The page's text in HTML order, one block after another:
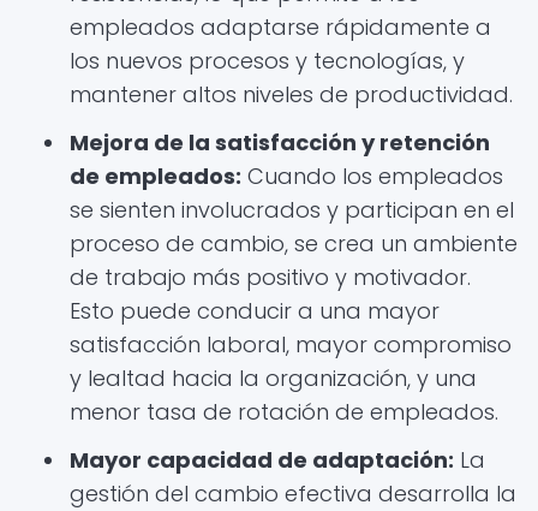
empleados adaptarse rápidamente a
los nuevos procesos y tecnologías, y
mantener altos niveles de productividad.
Mejora de la satisfacción y retención
de empleados: Cuando los empleados
se sienten involucrados y participan en el
proceso de cambio, se crea un ambiente
de trabajo más positivo y motivador.
Esto puede conducir a una mayor
satisfacción laboral, mayor compromiso
y lealtad hacia la organización, y una
menor tasa de rotación de empleados.
Mayor capacidad de adaptación: La
gestión del cambio efectiva desarrolla la